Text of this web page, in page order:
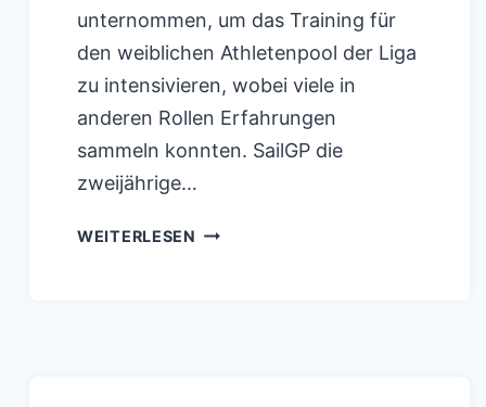
unternommen, um das Training für
den weiblichen Athletenpool der Liga
zu intensivieren, wobei viele in
anderen Rollen Erfahrungen
sammeln konnten. SailGP die
zweijährige…
WEITERLESEN SAILGP: